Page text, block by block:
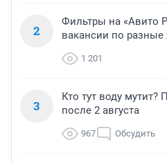
2
Фильтры на «Авито
вакансии по
1 201
3
Кто тут воду мутит?
после 2 августа
967 Обсудить